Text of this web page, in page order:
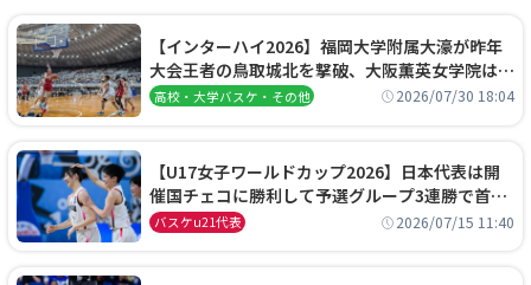
【インターハイ2026】福岡大学附属大濠が昨年
大会王者の鳥取城北を撃破、大阪薫英女学院は岐
阜女子に完勝、大会3日目試合結果
高校・大学バスケ・その他 2026/07/30 18:04
【U17女子ワールドカップ2026】日本代表は開
催国チェコに勝利して予選グループ3連勝で首位
通過！準々決勝の相手はエジプトに決定
バスケu21代表 2026/07/15 11:40